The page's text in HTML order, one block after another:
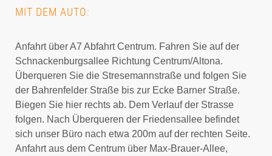
MIT DEM AUTO:
Anfahrt über A7 Abfahrt Centrum. Fahren Sie auf der
Schnackenburgsallee Richtung Centrum/Altona.
Überqueren Sie die Stresemannstraße und folgen Sie
der Bahrenfelder Straße bis zur Ecke Barner Straße.
Biegen Sie hier rechts ab. Dem Verlauf der Strasse
folgen. Nach Überqueren der Friedensallee befindet
sich unser Büro nach etwa 200m auf der rechten Seite.
Anfahrt aus dem Centrum über Max-Brauer-Allee,